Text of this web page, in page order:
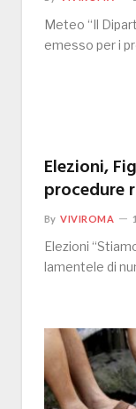
Meteo “Il
emesso per i
Elezioni,
procedure
By VIVIROMA
Elezioni
lamentele di